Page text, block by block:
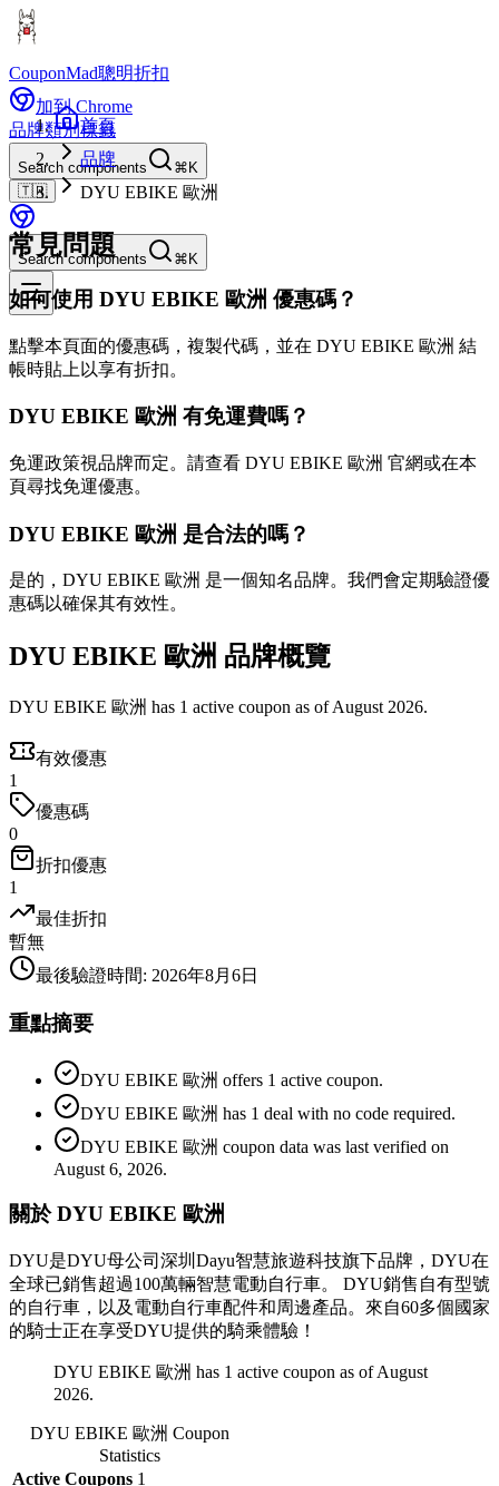
CouponMad聰明折扣
加到 Chrome
品牌類別標籤
Search components
⌘K
🇹🇼
Search components ⌘K
首頁
品牌
DYU EBIKE 歐洲
常見問題
如何使用 DYU EBIKE 歐洲 優惠碼？
點擊本頁面的優惠碼，複製代碼，並在 DYU EBIKE 歐洲 結
帳時貼上以享有折扣。
DYU EBIKE 歐洲 有免運費嗎？
免運政策視品牌而定。請查看 DYU EBIKE 歐洲 官網或在本
頁尋找免運優惠。
DYU EBIKE 歐洲 是合法的嗎？
是的，DYU EBIKE 歐洲 是一個知名品牌。我們會定期驗證優
惠碼以確保其有效性。
DYU EBIKE 歐洲 品牌概覽
DYU EBIKE 歐洲 has 1 active coupon as of August 2026.
有效優惠
1
優惠碼
0
折扣優惠
1
最佳折扣
暫無
最後驗證時間: 2026年8月6日
重點摘要
DYU EBIKE 歐洲 offers 1 active coupon.
DYU EBIKE 歐洲 has 1 deal with no code required.
DYU EBIKE 歐洲 coupon data was last verified on
August 6, 2026.
關於 DYU EBIKE 歐洲
DYU是DYU母公司深圳Dayu智慧旅遊科技旗下品牌，DYU在
全球已銷售超過100萬輛智慧電動自行車。 DYU銷售自有型號
的自行車，以及電動自行車配件和周邊產品。來自60多個國家
的騎士正在享受DYU提供的騎乘體驗！
DYU EBIKE 歐洲 has 1 active coupon as of August
2026.
DYU EBIKE 歐洲 Coupon
Statistics
Active Coupons 1